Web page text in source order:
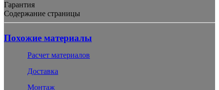
Гарантия
Содержание страницы
Похожие материалы
Расчет материалов
Доставка
Монтаж